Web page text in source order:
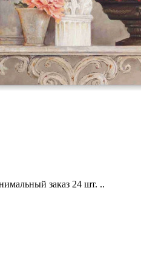
заказ 24 шт. ..